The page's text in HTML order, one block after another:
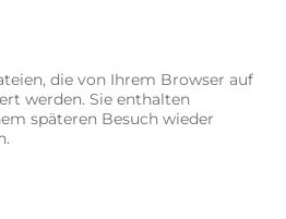
die von Ihrem Browser auf
werden. Sie enthalten
späteren Besuch wieder